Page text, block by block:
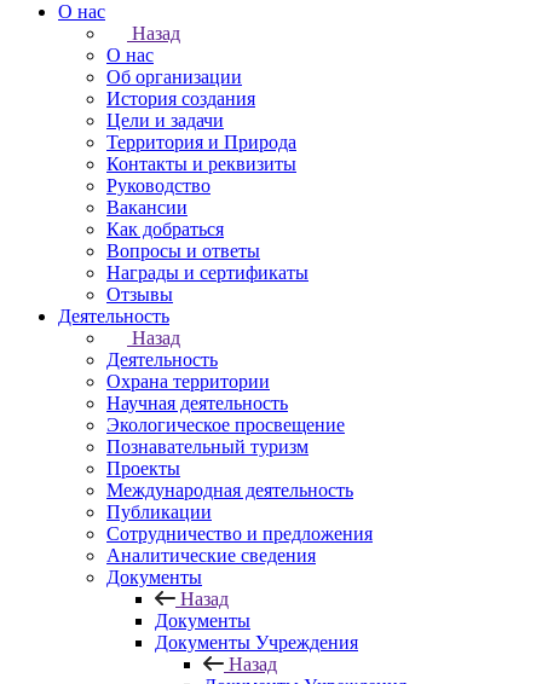
О нас
Назад
О нас
Об организации
История создания
Цели и задачи
Территория и Природа
Контакты и реквизиты
Руководство
Вакансии
Как добраться
Вопросы и ответы
Награды и сертификаты
Отзывы
Деятельность
Назад
Деятельность
Охрана территории
Научная деятельность
Экологическое просвещение
Познавательный туризм
Проекты
Международная деятельность
Публикации
Сотрудничество и предложения
Аналитические сведения
Документы
Назад
Документы
Документы Учреждения
Назад